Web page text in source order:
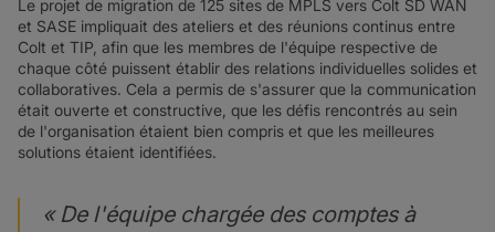
Le projet de migration de 125 sites de MPLS vers Colt SD WAN
et SASE impliquait des ateliers et des réunions continus entre
Colt et TIP, afin que les membres de l'équipe respective de
chaque côté puissent établir des relations individuelles solides et
collaboratives. Cela a permis de s'assurer que la communication
était ouverte et constructive, que les défis rencontrés au sein
de l'organisation étaient bien compris et que les meilleures
solutions étaient identifiées.
« De l'équipe chargée des comptes à